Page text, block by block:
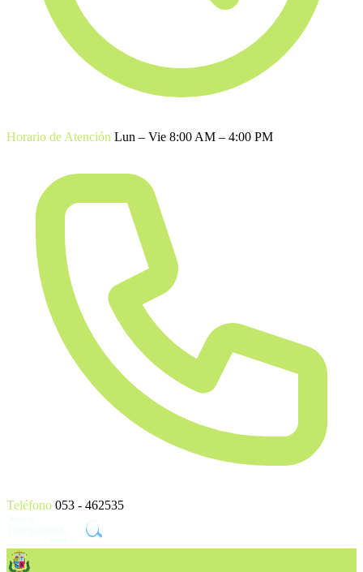
Horario de Atención Lun – Vie 8:00 AM – 4:00 PM
Teléfono 053 - 462535